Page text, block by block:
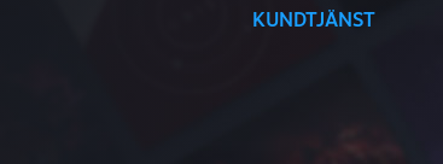
KUNDTJÄNST